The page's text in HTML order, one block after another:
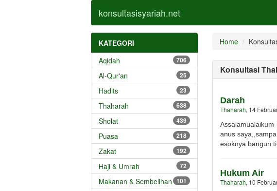
konsultasisyariah.net
KATEGORI
Aqidah
706
Al-Qur'an 25
Hadits 23
Thaharah 638
Sholat 439
Puasa 218
Zakat 192
Haji & Umrah 72
Makanan & Sembelihan 101
Home
Konsultasi
Darah
Thaharah, 14
anus
esoknya bangun
Hukum Air
Thaharah, 10